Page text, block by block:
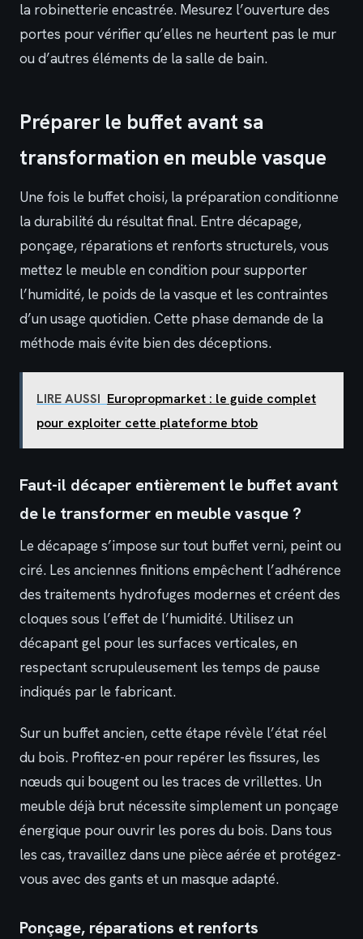
la robinetterie encastrée. Mesurez l’ouverture des
portes pour vérifier qu’elles ne heurtent pas le mur
ou d’autres éléments de la salle de bain.
Préparer le buffet avant sa
transformation en meuble vasque
Une fois le buffet choisi, la préparation conditionne
la durabilité du résultat final. Entre décapage,
ponçage, réparations et renforts structurels, vous
mettez le meuble en condition pour supporter
l’humidité, le poids de la vasque et les contraintes
d’un usage quotidien. Cette phase demande de la
méthode mais évite bien des déceptions.
LIRE AUSSI Europropmarket : le guide complet
pour exploiter cette plateforme btob
Faut-il décaper entièrement le buffet avant
de le transformer en meuble vasque ?
Le décapage s’impose sur tout buffet verni, peint ou
ciré. Les anciennes finitions empêchent l’adhérence
des traitements hydrofuges modernes et créent des
cloques sous l’effet de l’humidité. Utilisez un
décapant gel pour les surfaces verticales, en
respectant scrupuleusement les temps de pause
indiqués par le fabricant.
Sur un buffet ancien, cette étape révèle l’état réel
du bois. Profitez-en pour repérer les fissures, les
nœuds qui bougent ou les traces de vrillettes. Un
meuble déjà brut nécessite simplement un ponçage
énergique pour ouvrir les pores du bois. Dans tous
les cas, travaillez dans une pièce aérée et protégez-
vous avec des gants et un masque adapté.
Ponçage, réparations et renforts